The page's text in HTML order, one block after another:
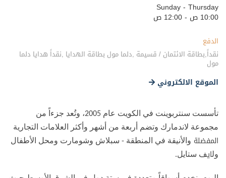
Sunday - Thursday
10:00 ص - 12:00 ص
الدفع
نقداً,بطاقة الائتمان / قسيمة ,دلما مول بطاقة الهدايا ,نقداً هدايا دلما
مول
الموقع الالكتروني
تأسست سنتربوينت في الكويت عام 2005، وتُعد جزءاً من
مجموعة لاندمارك وتضم أربعة من أشهر وأكثر العلامات التجارية
المفضلة والأنيقة في المنطقة - سبلاش وشومارت ومحل الأطفال
ولايف ستايل.